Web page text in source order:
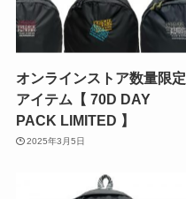
オンラインストア数量限定
アイテム【 70D DAY
PACK LIMITED 】
2025年3月5日